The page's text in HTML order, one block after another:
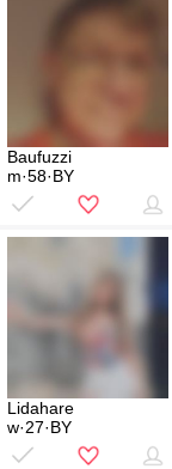
Baufuzzi
m·58·BY
Lidahare
w·27·BY